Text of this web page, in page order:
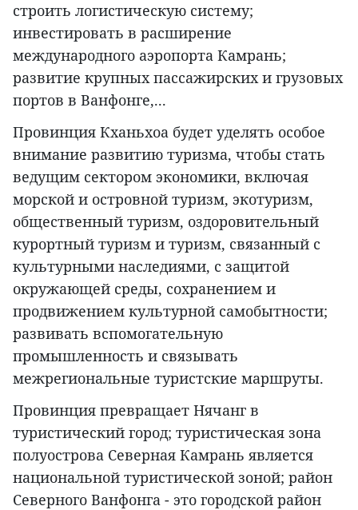
строить логистическую систему;
инвестировать в расширение
международного аэропорта Камрань;
развитие крупных пассажирских и грузовых
портов в Ванфонге,...
Провинция Кханьхоа будет уделять особое
внимание развитию туризма, чтобы стать
ведущим сектором экономики, включая
морской и островной туризм, экотуризм,
общественный туризм, оздоровительный
курортный туризм и туризм, связанный с
культурными наследиями, с защитой
окружающей среды, сохранением и
продвижением культурной самобытности;
развивать вспомогательную
промышленность и связывать
межрегиональные туристские маршруты.
Провинция превращает Нячанг в
туристический город; туристическая зона
полуострова Северная Камрань является
национальной туристической зоной; район
Северного Ванфонга - это городской район